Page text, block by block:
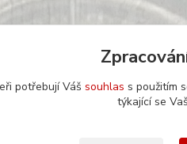
tel.: +420 608 369
(po-pá 9h-16h)
potřebují Váš souhlas s použitím
týkající se